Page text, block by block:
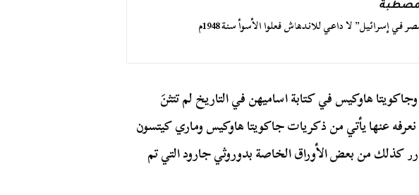
إسرائيل” لا داعي للاندهاش فعلوا الأسوأ سنة 1948م
هاوكيس في كتابة اساميهن في التاريخ لم تتثنَ
عنها يأتي من ذكريات جاكويتا هاوكيس وماري كيتسون
كلارك٬ صديقة دوروثي وعالمة آثار٫ كذلك من بعض الأوراق الخاصة بدوروثي جارود التي تم